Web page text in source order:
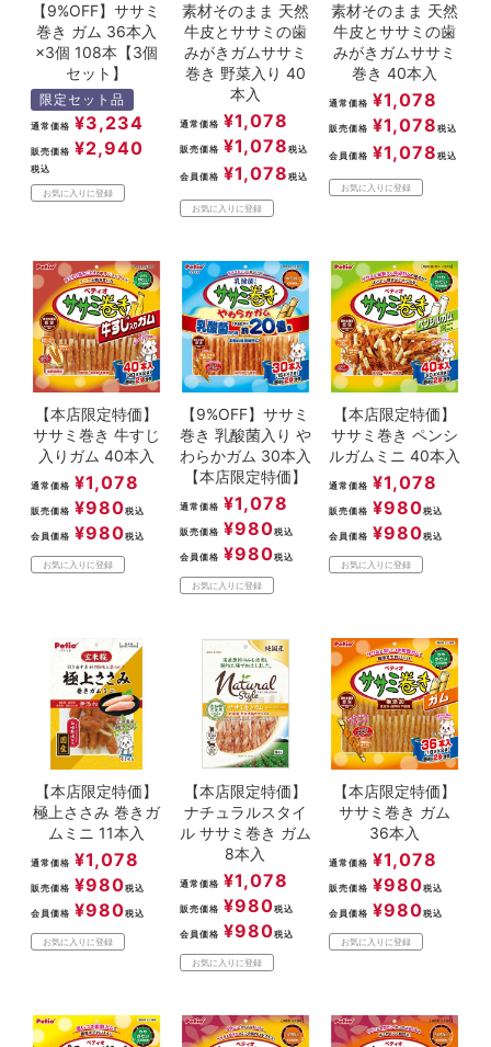
【9%OFF】ササミ
巻き ガム 36本入
×3個 108本【3個
セット】
限定セット品
通常価格 ¥3,234
販売価格 ¥2,940
税込
お気に入りに登録
素材そのまま 天然
牛皮とササミの歯
みがきガムササミ
巻き 野菜入り 40
本入
通常価格 ¥1,078
販売価格 ¥1,078 税込
会員価格 ¥1,078 税込
お気に入りに登録
素材そのまま 天然
牛皮とササミの歯
みがきガムササミ
巻き 40本入
通常価格 ¥1,078
販売価格 ¥1,078 税込
会員価格 ¥1,078 税込
お気に入りに登録
【本店限定特価】
ササミ巻き 牛すじ
入りガム 40本入
通常価格 ¥1,078
販売価格 ¥980税込
会員価格 ¥980税込
お気に入りに登録
【9%OFF】ササミ
巻き 乳酸菌入り や
わらかガム 30本入
【本店限定特価】
通常価格 ¥1,078
販売価格 ¥980税込
会員価格 ¥980税込
お気に入りに登録
【本店限定特価】
ササミ巻き ペンシ
ルガムミニ 40本入
通常価格 ¥1,078
販売価格 ¥980税込
会員価格 ¥980税込
お気に入りに登録
【本店限定特価】
極上ささみ 巻きガ
ムミニ 11本入
通常価格 ¥1,078
販売価格 ¥980税込
会員価格 ¥980税込
お気に入りに登録
【本店限定特価】
ナチュラルスタイ
ル ササミ巻き ガム
8本入
通常価格 ¥1,078
販売価格 ¥980税込
会員価格 ¥980税込
お気に入りに登録
【本店限定特価】
ササミ巻き ガム
36本入
通常価格 ¥1,078
販売価格 ¥980税込
会員価格 ¥980税込
お気に入りに登録